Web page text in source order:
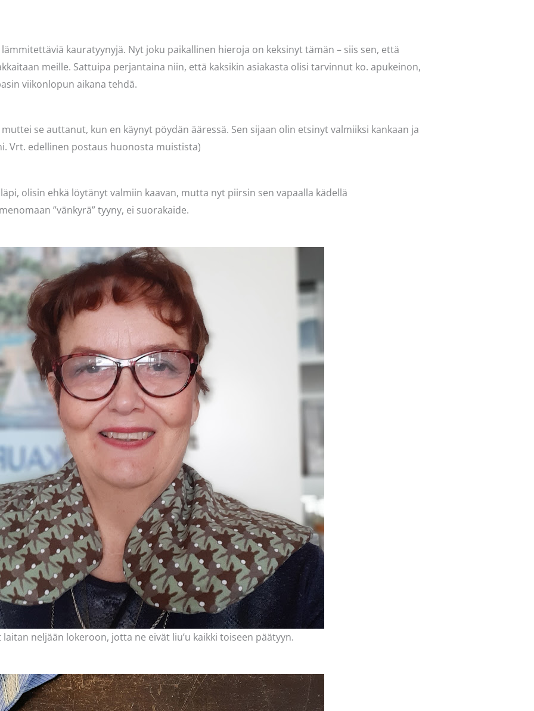
kauratyynyjä. Nyt joku paikallinen hieroja on keksinyt tämän – siis sen, että
meille. Sattuipa perjantaina niin, että kaksikin asiakasta olisi tarvinnut ko. apukeinon,
viikonlopun aikana tehdä.
se auttanut, kun en käynyt pöydän ääressä. Sen sijaan olin etsinyt valmiiksi kankaan ja
Vrt. edellinen postaus huonosta muistista)
olisin ehkä löytänyt valmiin kaavan, mutta nyt piirsin sen vapaalla kädellä
”vänkyrä” tyyny, ei suorakaide.
neljään lokeroon, jotta ne eivät liu’u kaikki toiseen päätyyn.